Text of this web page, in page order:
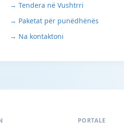
→ Tendera në Vushtrri
→ Paketat për punëdhënës
→ Na kontaktoni
PORTALE